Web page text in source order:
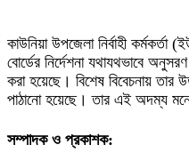
কাউনিয়া উপজেলা নির্বাহী কর্মকর্তা
বোর্ডের নির্দেশনা যথাযথভাবে
করা হয়েছে। বিশেষ বিবেচনায় তার
পাঠানো হয়েছে। তার এই অদম্য
সম্পাদক ও প্রকাশক: